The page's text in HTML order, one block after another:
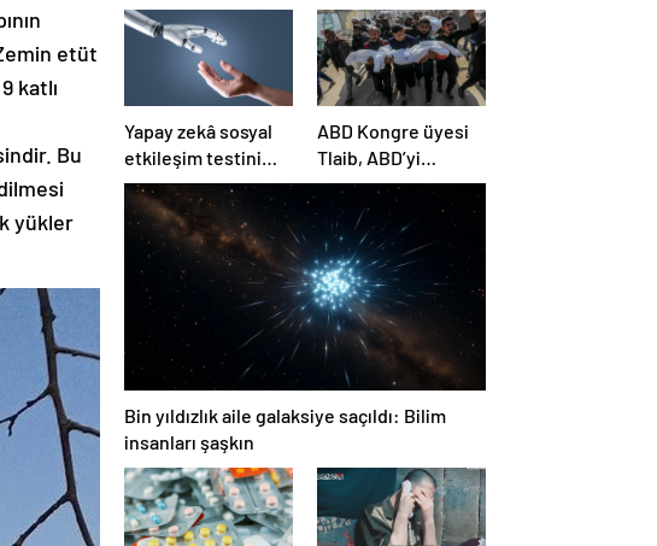
etüt
katlı
Bu
yükler
Yapay zekâ sosyal
etkileşim testini
geçemedi
ABD Kongre üyesi
Tlaib, ABD’yi
Filistin’deki
“soykırımda suç
ortağı” olmakla
itham etti
Bin yıldızlık aile galaksiye saçıldı: Bilim
insanları şaşkın